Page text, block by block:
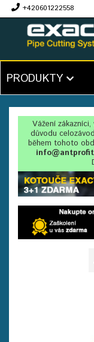
+420601222558
PRODUKTY
Vážení zákazníci,
důvodu
během tohoto